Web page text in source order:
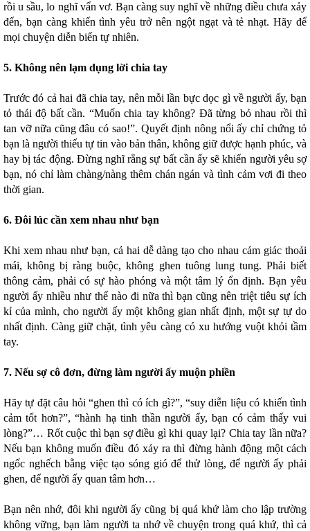
rồi u sầu, lo nghĩ vẩn vơ. Bạn càng suy nghĩ về những điều chưa xảy
đến, bạn càng khiến tình yêu trở nên ngột ngạt và tẻ nhạt. Hãy để
mọi chuyện diễn biến tự nhiên.
5. Không nên lạm dụng lời chia tay
Trước đó cả hai đã chia tay, nên mỗi lần bực dọc gì về người ấy, bạn
tỏ thái độ bất cần. “Muốn chia tay không? Đã từng bỏ nhau rồi thì
tan vỡ nữa cũng đâu có sao!”. Quyết định nông nổi ấy chỉ chứng tỏ
bạn là người thiếu tự tin vào bản thân, không giữ được hạnh phúc, và
hay bị tác động. Đừng nghĩ rằng sự bất cần ấy sẽ khiến người yêu sợ
bạn, nó chỉ làm chàng/nàng thêm chán ngán và tình cảm vơi đi theo
thời gian.
6. Đôi lúc cần xem nhau như bạn
Khi xem nhau như bạn, cả hai dễ dàng tạo cho nhau cảm giác thoải
mái, không bị ràng buộc, không ghen tuông lung tung. Phải biết
thông cảm, phải có sự hào phóng và một tâm lý ổn định. Bạn yêu
người ấy nhiều như thế nào đi nữa thì bạn cũng nên triệt tiêu sự ích
kỉ của mình, cho người ấy một không gian nhất định, một sự tự do
nhất định. Càng giữ chặt, tình yêu càng có xu hướng vuột khỏi tầm
tay.
7. Nếu sợ cô đơn, đừng làm người ấy muộn phiền
Hãy tự đặt câu hỏi “ghen thì có ích gì?”, “suy diễn liệu có khiến tình
cảm tốt hơn?”, “hành hạ tinh thần người ấy, bạn có cảm thấy vui
lòng?”… Rốt cuộc thì bạn sợ điều gì khi quay lại? Chia tay lần nữa?
Nếu bạn không muốn điều đó xảy ra thì đừng hành động một cách
ngốc nghếch bằng việc tạo sóng gió để thử lòng, để người ấy phải
ghen, để người ấy quan tâm hơn…
Bạn nên nhớ, đôi khi người ấy cũng bị quá khứ làm cho lập trường
không vững, bạn làm người ta nhớ về chuyện trong quá khứ, thì cả